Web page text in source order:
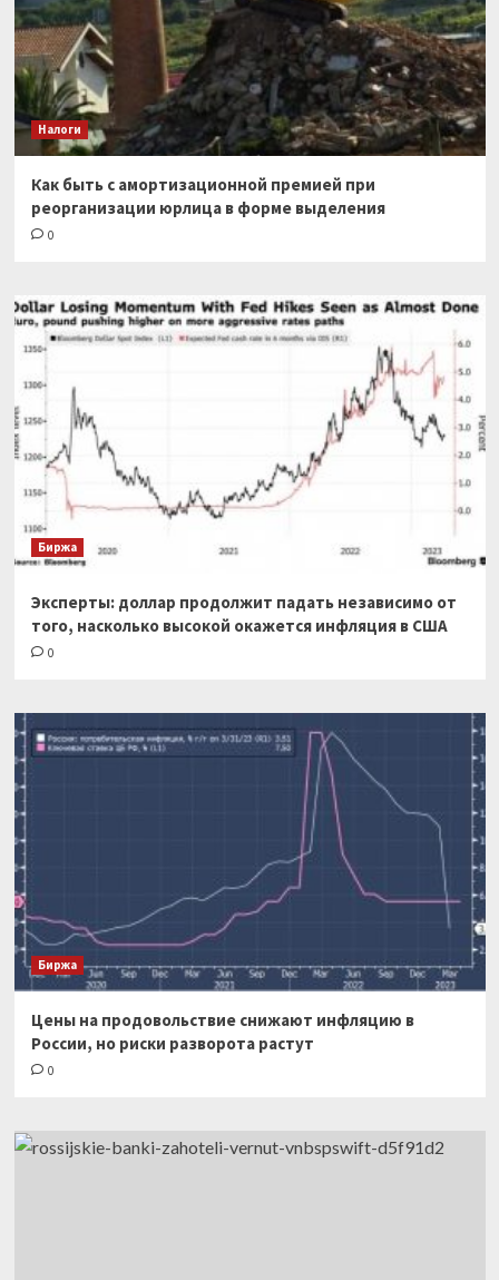
Налоги
Как быть с амортизационной премией при
реорганизации юрлица в форме выделения
0
Биржа
Эксперты: доллар продолжит падать независимо от
того, насколько высокой окажется инфляция в США
0
Биржа
Цены на продовольствие снижают инфляцию в
России, но риски разворота растут
0